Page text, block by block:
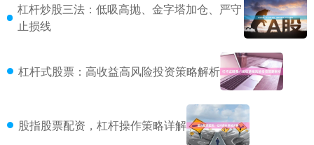
杠杆炒股三法：低吸高抛、金字塔加仓、严守
止损线
杠杆式股票：高收益高风险投资策略解析
股指股票配资，杠杆操作策略详解